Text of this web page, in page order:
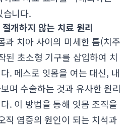
습니다.
개하지 않는 치료 원리
과 치아 사이의 미세한 틈(치주
된 초소형 기구를 삽입하여 치
. 메스로 잇몸을 여는 대신, 내
며 수술하는 것과 유사한 원리
. 이 방법을 통해 잇몸 조직을
직 염증의 원인이 되는 치석과